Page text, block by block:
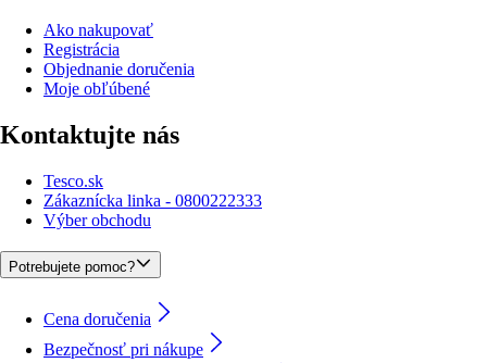
Ako nakupovať
Registrácia
Objednanie doručenia
Moje obľúbené
Kontaktujte nás
Tesco.sk
Zákaznícka linka - 0800222333
Výber obchodu
Potrebujete pomoc?
Cena doručenia
Bezpečnosť pri nákupe